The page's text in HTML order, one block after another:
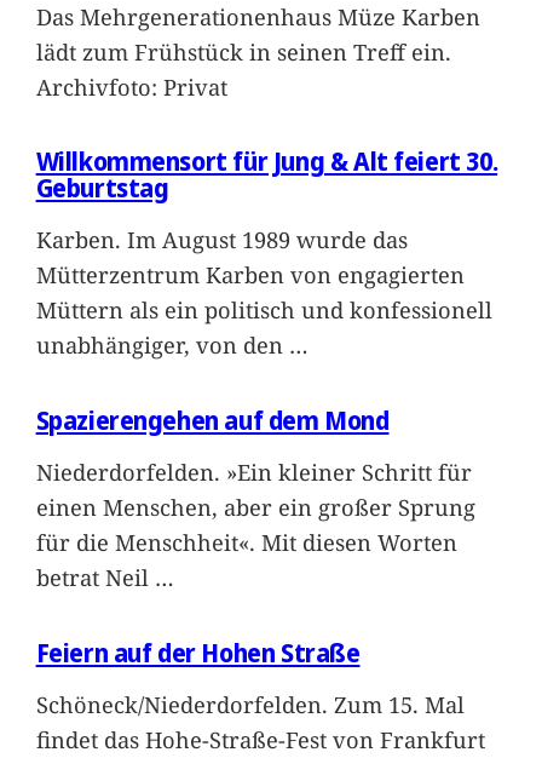
Das Mehrgenerationenhaus Müze Karben
lädt zum Frühstück in seinen Treff ein.
Archivfoto: Privat
Willkommensort für Jung & Alt feiert 30.
Geburtstag
Karben. Im August 1989 wurde das
Mütterzentrum Karben von engagierten
Müttern als ein politisch und konfessionell
unabhängiger, von den …
Spazierengehen auf dem Mond
Niederdorfelden. »Ein kleiner Schritt für
einen Menschen, aber ein großer Sprung
für die Menschheit«. Mit diesen Worten
betrat Neil …
Feiern auf der Hohen Straße
Schöneck/Niederdorfelden. Zum 15. Mal
findet das Hohe-Straße-Fest von Frankfurt